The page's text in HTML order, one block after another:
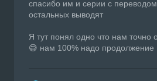
спасибо им и серии с
остальных выводят
Я тут понял одно что нам точно
😅 нам 100% надо продолжение